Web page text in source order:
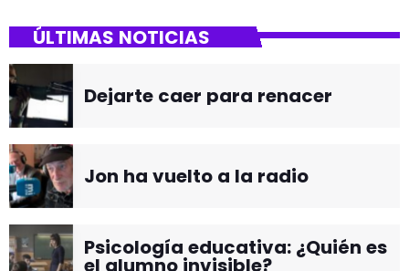
ÚLTIMAS NOTICIAS
Dejarte caer para renacer
Jon ha vuelto a la radio
Psicología educativa: ¿Quién es
el alumno invisible?